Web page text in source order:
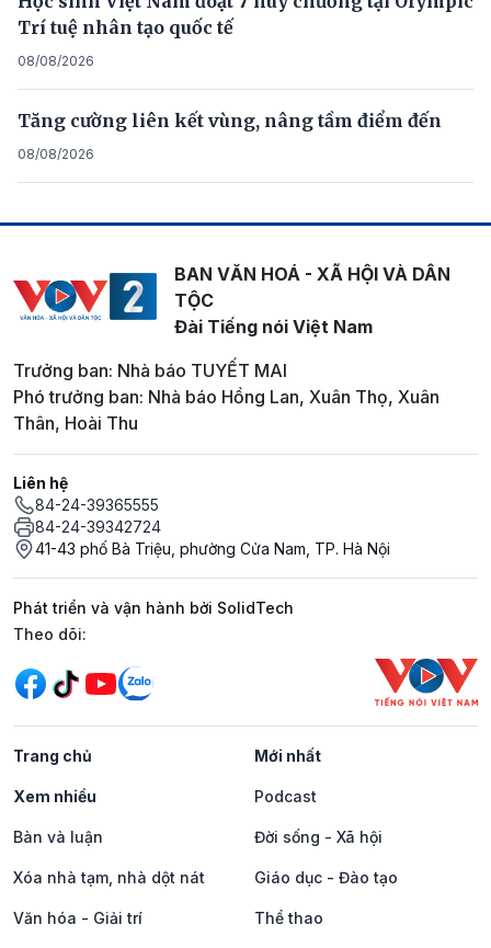
Trí tuệ nhân tạo quốc tế
08/08/2026
Tăng cường liên kết vùng, nâng tầm điểm đến
08/08/2026
BAN VĂN HOÁ - XÃ HỘI VÀ DÂN
TỘC
Đài Tiếng nói Việt Nam
Trưởng ban: Nhà báo TUYẾT MAI
Phó trưởng ban: Nhà báo Hồng Lan, Xuân Thọ, Xuân
Thân, Hoài Thu
Liên hệ
84-24-39365555
84-24-39342724
41-43 phố Bà Triệu, phường Cửa Nam, TP. Hà Nội
Phát triển và vận hành bởi SolidTech
Mạng xã hội
Theo dõi:
Trang chủ Mới nhất
Xem nhiều Podcast
Bàn và luận Đời sống - Xã hội
Xóa nhà tạm, nhà dột nát Giáo dục - Đào tạo
Văn hóa - Giải trí Thể thao